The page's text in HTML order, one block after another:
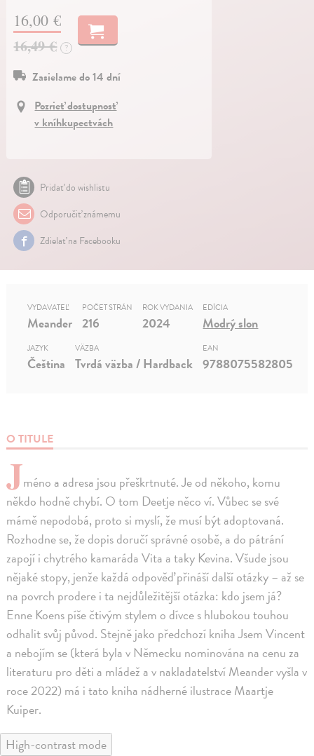
16,00 €
16,49 € ?
Zasielame do 14 dní
Pozrieť dostupnosť
v kníhkupectvách
Pridať do wishlistu
Odporučiť známemu
Zdielať na Facebooku
O TITULE
Jméno a adresa jsou přeškrtnuté. Je od někoho, komu
někdo hodně chybí. O tom Deetje něco ví. Vůbec se své
mámě nepodobá, proto si myslí, že musí být adoptovaná.
Rozhodne se, že dopis doručí správné osobě, a do pátrání
zapojí i chytrého kamaráda Vita a taky Kevina. Všude jsou
nějaké stopy, jenže každá odpověď přináší další otázky – až se
na povrch prodere i ta nejdůležitější otázka: kdo jsem já?
Enne Koens píše čtivým stylem o dívce s hlubokou touhou
odhalit svůj původ. Stejně jako předchozí kniha Jsem Vincent
a nebojím se (která byla v Německu nominována na cenu za
literaturu pro děti a mládež a v nakladatelství Meander vyšla v
roce 2022) má i tato kniha nádherné ilustrace Maartje
Kuiper.
VYDAVATEĽ
Meander
POČET STRÁN
216
ROK VYDANIA
2024
EDÍCIA
Modrý slon
JAZYK
Čeština
VÄZBA
Tvrdá väzba / Hardback
EAN
9788075582805
High-contrast mode